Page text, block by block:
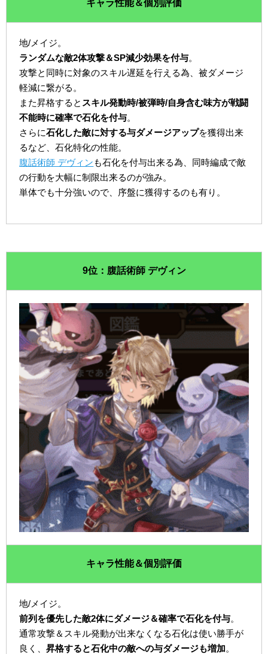
キャラ性能＆個別評価
地/メイジ。
ランダムな敵2体攻撃＆SP減少効果を付与。
攻撃と同時に対象のスキル遅延を行える為、被ダメージ
軽減に繋がる。
また昇格すると スキル発動時/被弾時/自身含む味方が戦闘
不能時に確率で石化を付与。
さらに石化した敵に対する与ダメージアップを獲得出来
るなど、石化特化の性能。
腹話術師 デヴィンも石化を付与出来る為、同時編成で敵
の行動を大幅に制限出来るのが強み。
単体でも十分強いので、序盤に獲得するのも有り。
9位：腹話術師 デヴィン
キャラ性能＆個別評価
地/メイジ。
前列を優先した敵2体にダメージ＆確率で石化を付与。
通常攻撃＆スキル発動が出来なくなる石化は使い勝手が
良く、昇格すると石化中の敵への与ダメージも増加。